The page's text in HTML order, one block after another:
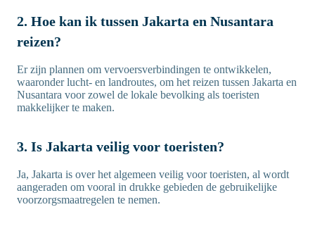
2. Hoe kan ik tussen Jakarta en Nusantara
reizen?
Er zijn plannen om vervoersverbindingen te ontwikkelen,
waaronder lucht- en landroutes, om het reizen tussen Jakarta en
Nusantara voor zowel de lokale bevolking als toeristen
makkelijker te maken.
3. Is Jakarta veilig voor toeristen?
Ja, Jakarta is over het algemeen veilig voor toeristen, al wordt
aangeraden om vooral in drukke gebieden de gebruikelijke
voorzorgsmaatregelen te nemen.